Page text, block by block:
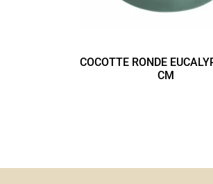
COCOTTE RONDE
CM